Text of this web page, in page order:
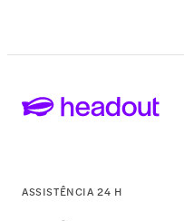
ASSISTÊNCIA 24 H